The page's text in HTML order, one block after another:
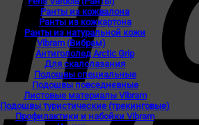
Ранты из кожвалона
Ранты из кожкартона
Ранты из натуральной кожи
Vibram (Вибрам)
Антигололед Arctic Grip
Для скалолазания
Подошвы специальные
Подошвы повседневные
Листовые материалы Vibram
Подошвы туристические (трекинговые)
Профилактики и набойки Vibram